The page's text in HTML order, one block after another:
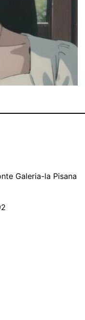
Galeria-la Pisana